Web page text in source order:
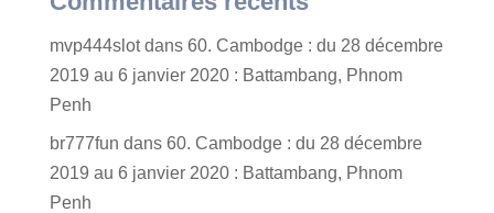
mvp444slotdans 60. Cambodge : du 28 décembre
2019 au 6 janvier 2020 : Battambang, Phnom
Penh
br777fun dans 60. Cambodge : du 28 décembre
2019 au 6 janvier 2020 : Battambang, Phnom
Penh